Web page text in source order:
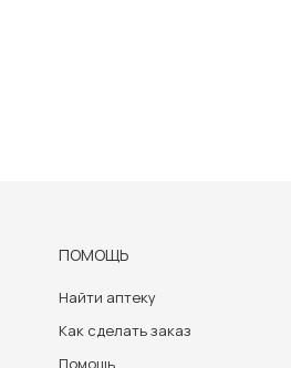
ПОМОЩЬ
Найти аптеку
Как сделать заказ
Помощь